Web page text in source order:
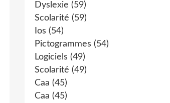
Dyslexie (59)
Scolarité (59)
Ios (54)
Pictogrammes (54)
Logiciels (49)
Scolarité (49)
Caa (45)
Caa (45)